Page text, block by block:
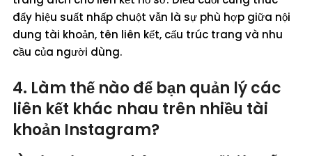
đẩy hiệu suất nhấp chuột vẫn là sự phù hợp giữa nội
dung tài khoản, tên liên kết, cấu trúc trang và nhu
cầu của người dùng.
4. Làm thế nào để bạn quản lý các
liên kết khác nhau trên nhiều tài
khoản Instagram?